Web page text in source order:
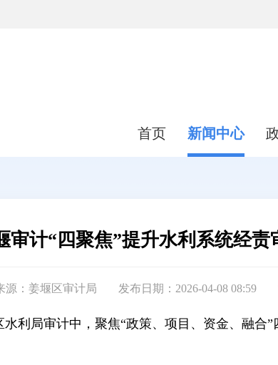
首页 新闻中心
审计“四聚焦”提升水利系统经责
源：姜堰区审计局 发布日期：2026-04-08 08:59
利局审计中，聚焦“政策、项目、资金、融合